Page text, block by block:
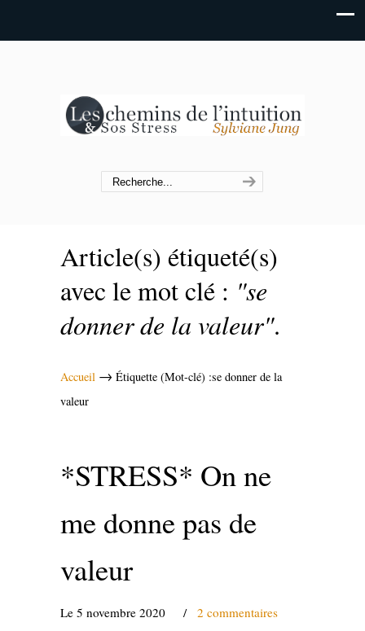
Article(s) étiqueté(s)
avec le mot clé : "se
donner de la valeur".
Accueil → Étiquette (Mot-clé) :se donner de la
valeur
*STRESS* On ne
me donne pas de
valeur
Le 5 novembre 2020 / 2 commentaires